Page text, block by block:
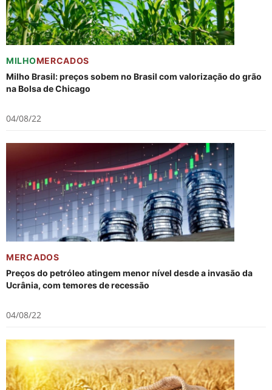
MILHOMERCADOS
Milho Brasil: preços sobem no Brasil com valorização do grão
na Bolsa de Chicago
04/08/22
MERCADOS
Preços do petróleo atingem menor nível desde a invasão da
Ucrânia, com temores de recessão
04/08/22